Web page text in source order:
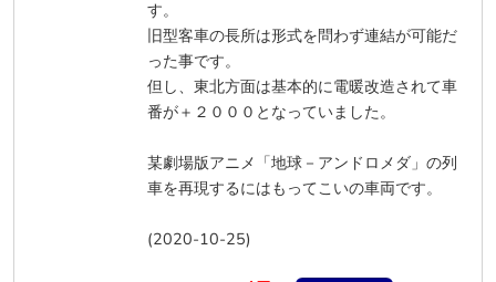
す。
旧型客車の長所は形式を問わず連結が可能だ
った事です。
但し、東北方面は基本的に電暖改造されて車
番が＋２０００となっていました。
某劇場版アニメ「地球－アンドロメダ」の列
車を再現するにはもってこいの車両です。
(2020-10-25)